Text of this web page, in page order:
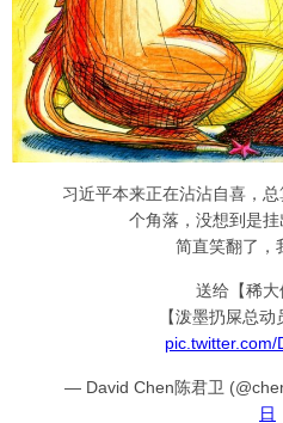
习近平本来正在沾沾自喜，
个角落，没想到是挂
简直笑翻了，
送给【稀大
【泼墨扔屎总动
pic.twitter.com/
— David Chen陈君卫
日